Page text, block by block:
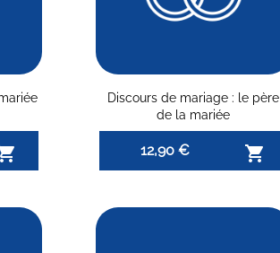
Discours de mariage : le père
de la mariée
12,90 € 